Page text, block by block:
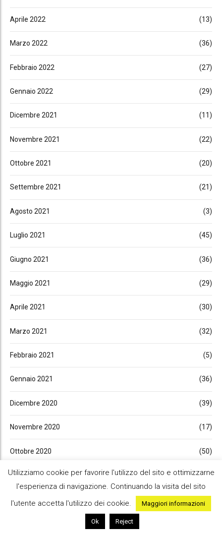
Aprile 2022 (13)
Marzo 2022 (36)
Febbraio 2022 (27)
Gennaio 2022 (29)
Dicembre 2021 (11)
Novembre 2021 (22)
Ottobre 2021 (20)
Settembre 2021 (21)
Agosto 2021 (3)
Luglio 2021 (45)
Giugno 2021 (36)
Maggio 2021 (29)
Aprile 2021 (30)
Marzo 2021 (32)
Febbraio 2021 (5)
Gennaio 2021 (36)
Dicembre 2020 (39)
Novembre 2020 (17)
Ottobre 2020 (50)
Settembre 2020 (15)
Agosto 2020
Utilizziamo cookie per favorire l'utilizzo del sito e ottimizzarne
l'esperienza di navigazione. Continuando la visita del sito
l'utente accetta l'utilizzo dei cookie.
Maggiori informazioni
Ok Reject